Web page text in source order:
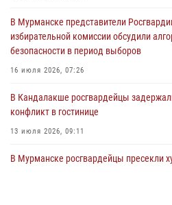
30 июля 2026, 14:09
В Управлении Росгвардии по
тактическое занятие совместно с МЧС
В Мурманске представители
избирательной комиссии обсудили
безопасности в период выборов
16 июля 2026, 07:26
В Кандалакше росгвардейцы
конфликт в гостинице
13 июля 2026, 09:11
В Мурманске росгвардейцы пресекли